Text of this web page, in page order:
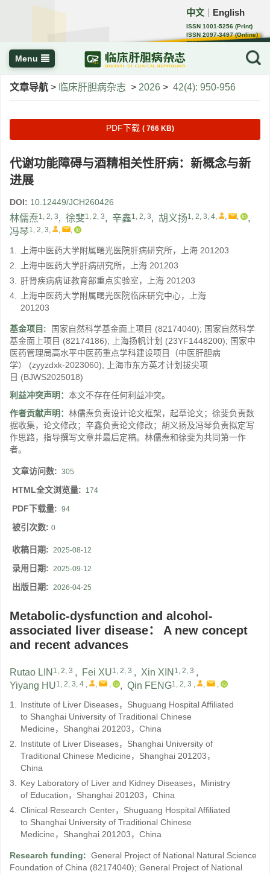
中文 English
ISSN 1001-5256 (Print)
ISSN 2097-3497 (Online)
CN 22-1108/R
Menu
文章导航 > 临床肝胆病杂志 > 2026 > 42(4): 950-956
PDF下载 ( 766 KB)
代谢功能障碍与酒精相关性肝病：新概念与新
进展
DOI: 10.12449/JCH260426
林儒焘1, 2, 3, 徐斐1, 2, 3, 辛鑫1, 2, 3, 胡义扬1, 2, 3, 4, , ,
,
冯琴1, 2, 3, , ,
1.
上海中医药大学附属曙光医院肝病研究所，上海 201203
2.
上海中医药大学肝病研究所，上海 201203
3. 肝肾疾病病证教育部重点实验室，上海 201203
4.
上海中医药大学附属曙光医院临床研究中心，上海
201203
基金项目: 国家自然科学基金面上项目 (82174040); 国家自然科学
基金面上项目 (82174186); 上海扬帆计划 (23YF1448200); 国家中
医药管理局高水平中医药重点学科建设项目（中医肝胆病
学）
(zyyzdxk-2023060);
上海市东方英才计划拔尖项
目 (BJWS2025018)
利益冲突声明： 本文不存在任何利益冲突。
作者贡献声明： 林儒焘负责设计论文框架，起草论文；徐斐负责数
据收集，论文修改；辛鑫负责论文修改；胡义扬及冯琴负责拟定写
作思路，指导撰写文章并最后定稿。林儒焘和徐斐为共同第一作
者。
文章访问数: 305
HTML全文浏览量: 174
PDF下载量: 94
被引次数: 0
收稿日期: 2025-08-12
录用日期: 2025-09-12
出版日期: 2026-04-25
Metabolic-dysfunction and alcohol-
associated liver disease： A new concept
and recent advances
Rutao LIN 1, 2, 3 , Fei XU1, 2, 3 , Xin XIN 1, 2, 3 ,
Yiyang HU1, 2, 3, 4 , , , , Qin FENG1, 2, 3 , , ,
1. Institute of Liver Diseases，Shuguang Hospital Affiliated
to Shanghai University of Traditional Chinese
Medicine，Shanghai 201203，China
2. Institute of Liver Diseases，Shanghai University of
Traditional Chinese Medicine，Shanghai 201203，
China
3. Key Laboratory of Liver and Kidney Diseases，Ministry
of Education，Shanghai 201203，China
4. Clinical Research Center，Shuguang Hospital Affiliated
to Shanghai University of Traditional Chinese
Medicine，Shanghai 201203，China
Research funding: General Project of National Natural Science
Foundation of China (82174040); General Project of National